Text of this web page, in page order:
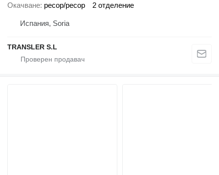
Окачване ресор/ресор 2 отделение
Испания, Soria
TRANSLER S.L